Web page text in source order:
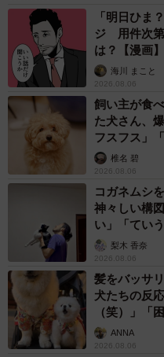
「明日ひま
ジ 用件次第
は？【漫画】
海川 まこと
2026.08.06
飼い主が食
た犬さん、
フスフス」
椎名 碧
2026.08.06
コガネムシ
神々しい構
い」「てい
梨木 香奈
2026.08.06
髪をバッサ
犬たちの反
（笑）」「
ANNA
2026.08.06